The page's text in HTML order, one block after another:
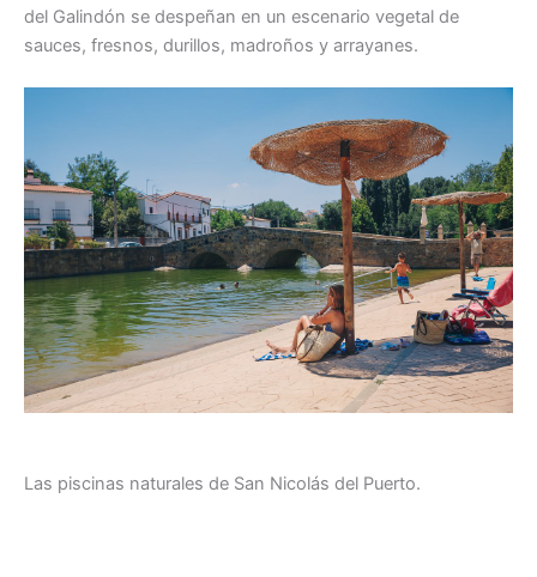
del Galindón se despeñan en un escenario vegetal de
sauces, fresnos, durillos, madroños y arrayanes.
Las piscinas naturales de San Nicolás del Puerto.